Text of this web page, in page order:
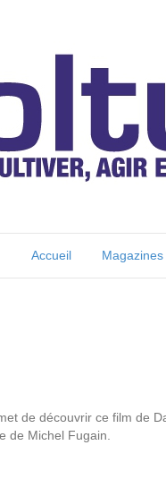
Accueil Magazines
de découvrir ce film de
de Michel Fugain.